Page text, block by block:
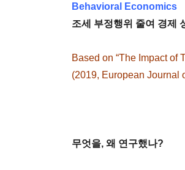
Behavioral Economics
조세 부정행위 줄여 경제
Based on “The Impact of
(2019, European Journal
무엇을, 왜 연구했나?